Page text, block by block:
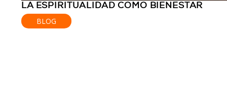
LA ESPIRITUALIDAD COMO BIENESTAR
BLOG